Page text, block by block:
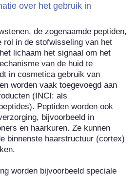
over het gebruik in
de zogenaamde peptiden,
rol in de stofwisseling van het
lichaam het signaal om het
van de huid te
in cosmetica gebruik van
worden vaak toegevoegd aan
(INCI: als
Peptiden worden ook
bijvoorbeeld in
en haarkuren. Ze kunnen
binnenste haarstructuur (cortex)
worden bijvoorbeeld speciale